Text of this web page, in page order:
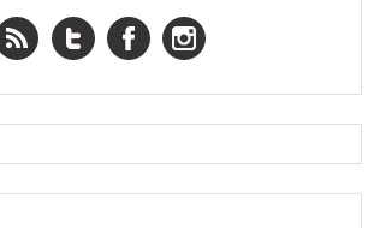
RSS Feed
Twitter Facebook